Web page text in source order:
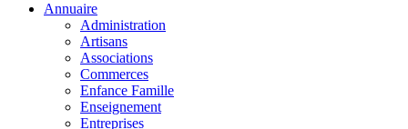
Annuaire
Administration
Artisans
Associations
Commerces
Enfance Famille
Enseignement
Entreprises